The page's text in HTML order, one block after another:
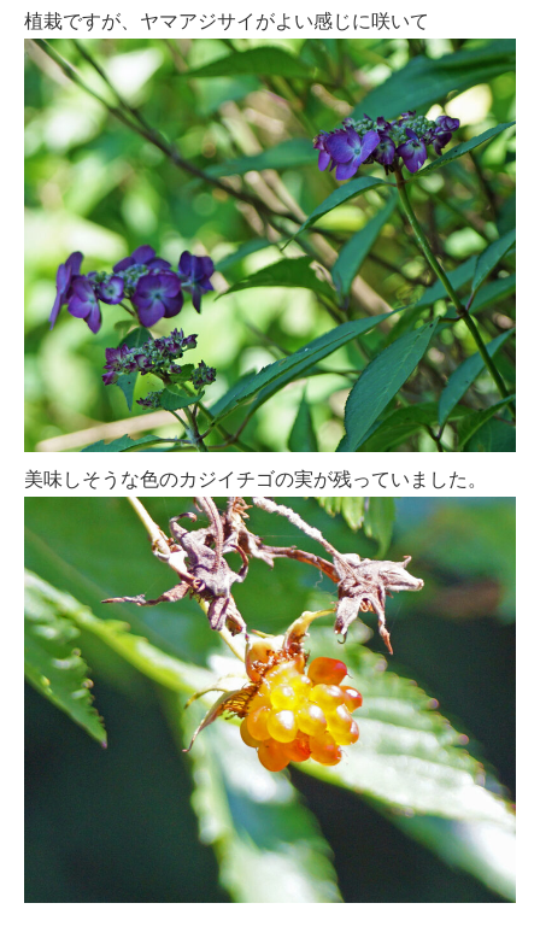
植栽ですが、ヤマアジサイがよい感じに咲いて
美味しそうな色のカジイチゴの実が残っていました。